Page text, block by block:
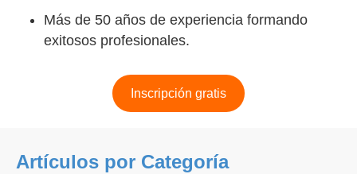
Más de 50 años de experiencia formando
exitosos profesionales.
Inscripción gratis
Artículos por Categoría